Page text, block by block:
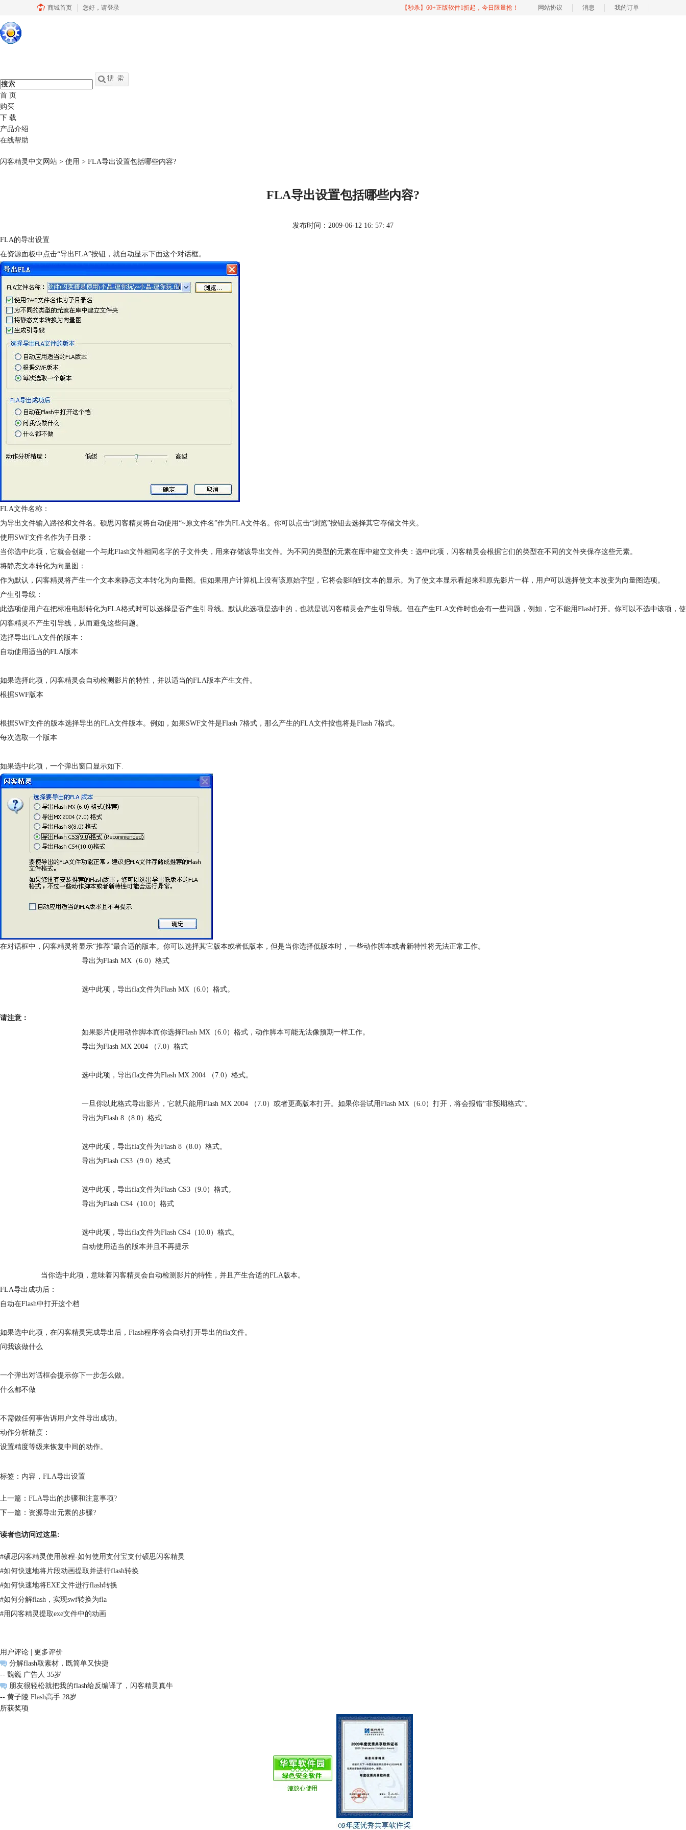
商城首页 您好， 请登录 【秒杀】60+正版软件1折起，今日限量抢！ 网站协议 消息 我的订单
首 页
购买
下 载
产品介绍
在线帮助
闪客精灵中文网站 > 使用 > FLA导出设置包括哪些内容?
FLA导出设置包括哪些内容?
发布时间：2009-06-12 16: 57: 47
FLA的导出设置
在资源面板中点击“导出FLA”按钮，就自动显示下面这个对话框。
FLA文件名称：
为导出文件输入路径和文件名。硕思闪客精灵将自动使用“~原文件名”作为FLA文件名。你可以点击“浏览”按钮去选择其它存储文件夹。
使用SWF文件名作为子目录：
当你选中此项，它就会创建一个与此Flash文件相同名字的子文件夹，用来存储该导出文件。为不同的类型的元素在库中建立文件夹：选中此项，闪客精灵会根据它们的类型在不同的文件夹保存这些元素。
将静态文本转化为向量图：
作为默认，闪客精灵将产生一个文本来静态文本转化为向量图。但如果用户计算机上没有该原始字型，它将会影响到文本的显示。为了使文本显示看起来和原先影片一样，用户可以选择使文本改变为向量图选项。
产生引导线：
此选项使用户在把标准电影转化为FLA格式时可以选择是否产生引导线。默认此选项是选中的，也就是说闪客精灵会产生引导线。但在产生FLA文件时也会有一些问题，例如，它不能用Flash打开。你可以不选中该项，使
闪客精灵不产生引导线，从而避免这些问题。
选择导出FLA文件的版本：
自动使用适当的FLA版本
如果选择此项，闪客精灵会自动检测影片的特性，并以适当的FLA版本产生文件。
根据SWF版本
根据SWF文件的版本选择导出的FLA文件版本。例如，如果SWF文件是Flash 7格式，那么产生的FLA文件按也将是Flash 7格式。
每次选取一个版本
如果选中此项，一个弹出窗口显示如下.
在对话框中，闪客精灵将显示“推荐”最合适的版本。你可以选择其它版本或者低版本，但是当你选择低版本时，一些动作脚本或者新特性将无法正常工作。
导出为Flash MX（6.0）格式
选中此项，导出fla文件为Flash MX（6.0）格式。
请注意：
如果影片使用动作脚本而你选择Flash MX（6.0）格式，动作脚本可能无法像预期一样工作。
导出为Flash MX 2004 （7.0）格式
选中此项，导出fla文件为Flash MX 2004 （7.0）格式。
一旦你以此格式导出影片，它就只能用Flash MX 2004 （7.0）或者更高版本打开。如果你尝试用Flash MX（6.0）打开，将会报错“非预期格式”。
导出为Flash 8（8.0）格式
选中此项，导出fla文件为Flash 8（8.0）格式。
导出为Flash CS3（9.0）格式
选中此项，导出fla文件为Flash CS3（9.0）格式。
导出为Flash CS4（10.0）格式
选中此项，导出fla文件为Flash CS4（10.0）格式。
自动使用适当的版本并且不再提示
当你选中此项，意味着闪客精灵会自动检测影片的特性，并且产生合适的FLA版本。
FLA导出成功后：
自动在Flash中打开这个档
如果选中此项，在闪客精灵完成导出后，Flash程序将会自动打开导出的fla文件。
问我该做什么
一个弹出对话框会提示你下一步怎么做。
什么都不做
不需做任何事告诉用户文件导出成功。
动作分析精度：
设置精度等级来恢复中间的动作。
标签： 内容 ， FLA导出设置
上一篇： FLA导出的步骤和注意事项?
下一篇： 资源导出元素的步骤?
读者也访问过这里:
#硕思闪客精灵使用教程-如何使用支付宝支付硕思闪客精灵
#如何快速地将片段动画提取并进行flash转换
#如何快速地将EXE文件进行flash转换
#如何分解flash，实现swf转换为fla
#用闪客精灵提取exe文件中的动画
用户评论 | 更多评价
分解flash取素材，既简单又快捷
-- 魏巍 广告人 35岁
朋友很轻松就把我的flash给反编译了，闪客精灵真牛
-- 黄子陵 Flash高手 28岁
所获奖项